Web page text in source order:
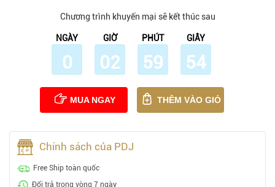
Chương trình khuyến mại sẽ kết thúc sau
NGÀY
0
GIỜ
02
PHÚT
59
GIÂY
53
MUA NGAY THÊM VÀO GIỎ
Chính sách của PDJ
Free Ship toàn quốc
Đổi trả trong vòng 7 ngày